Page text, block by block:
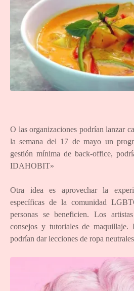
O las organizaciones podrían lanzar
la semana del 17 de mayo un
gestión mínima de back-office,
IDAHOBIT»
Otra idea es aprovechar la
específicas de la comunidad
personas se beneficien. Los
consejos y tutoriales de maquillaje.
podrían dar lecciones de ropa